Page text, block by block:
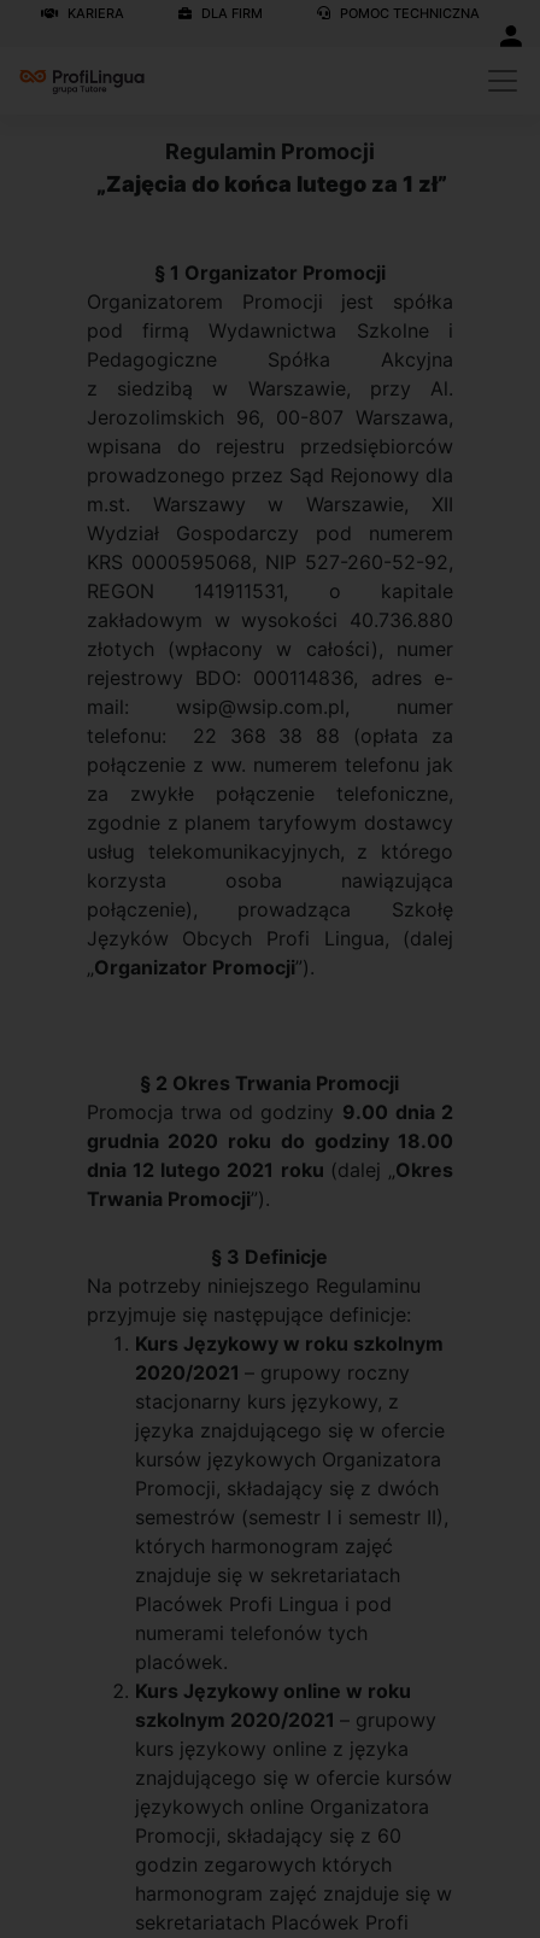
KARIERA DLA FIRM POMOC TECHNICZNA
Regulamin Promocji
„Zajęcia do końca lutego za 1 zł”
§ 1 Organizator Promocji
Organizatorem Promocji jest spółka
pod firmą Wydawnictwa Szkolne i
Pedagogiczne Spółka Akcyjna
z siedzibą w Warszawie, przy Al.
Jerozolimskich 96, 00-807 Warszawa,
wpisana do rejestru przedsiębiorców
prowadzonego przez Sąd Rejonowy dla
m.st. Warszawy w Warszawie, XII
Wydział Gospodarczy pod numerem
KRS 0000595068, NIP 527-260-52-92,
REGON 141911531, o kapitale
zakładowym w wysokości 40.736.880
złotych (wpłacony w całości), numer
rejestrowy BDO: 000114836, adres e-
mail: wsip@wsip.com.pl, numer
telefonu: 22 368 38 88 (opłata za
połączenie z ww. numerem telefonu jak
za zwykłe połączenie telefoniczne,
zgodnie z planem taryfowym dostawcy
usług telekomunikacyjnych, z którego
korzysta osoba nawiązująca
połączenie), prowadząca Szkołę
Języków Obcych Profi Lingua, (dalej
„Organizator Promocji”).
§ 2 Okres Trwania Promocji
Promocja trwa od godziny 9.00 dnia 2
grudnia 2020 roku do godziny 18.00
dnia 12 lutego 2021 roku (dalej „Okres
Trwania Promocji”).
§ 3 Definicje
Na potrzeby niniejszego Regulaminu
przyjmuje się następujące definicje:
Kurs Językowy w roku szkolnym
2020/2021 – grupowy roczny
stacjonarny kurs językowy, z
języka znajdującego się w ofercie
kursów językowych Organizatora
Promocji, składający się z dwóch
semestrów (semestr I i semestr II),
których harmonogram zajęć
znajduje się w sekretariatach
Placówek Profi Lingua i pod
numerami telefonów tych
placówek.
Kurs Językowy online w roku
szkolnym 2020/2021 – grupowy
kurs językowy online z języka
znajdującego się w ofercie kursów
językowych online Organizatora
Promocji, składający się z 60
godzin zegarowych których
harmonogram zajęć znajduje się w
sekretariatach Placówek Profi